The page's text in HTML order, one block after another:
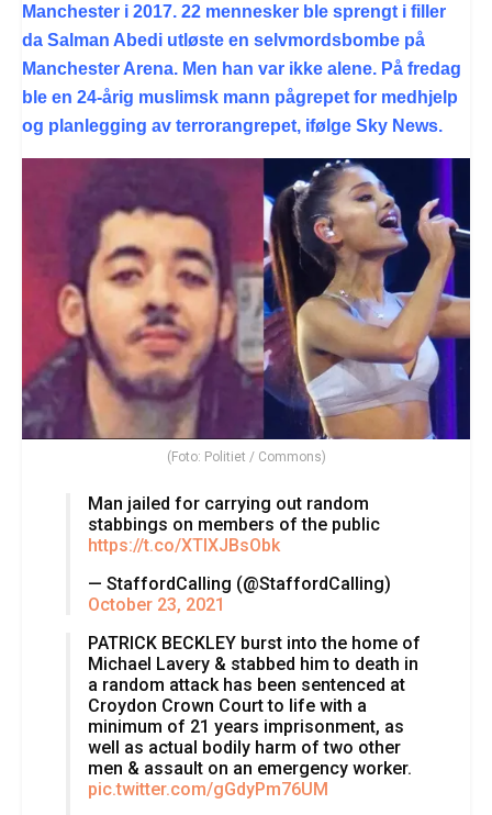
Manchester i 2017. 22 mennesker ble sprengt i filler
da Salman Abedi utløste en selvmordsbombe på
Manchester Arena. Men han var ikke alene. På fredag
ble en 24-årig muslimsk mann pågrepet for medhjelp
og planlegging av terrorangrepet, ifølge Sky News.
(Foto: Politiet / Commons)
Man jailed for carrying out random
stabbings on members of the public
https://t.co/XTIXJBsObk
— StaffordCalling (@StaffordCalling)
October 23, 2021
PATRICK BECKLEY burst into the home of
Michael Lavery & stabbed him to death in
a random attack has been sentenced at
Croydon Crown Court to life with a
minimum of 21 years imprisonment, as
well as actual bodily harm of two other
men & assault on an emergency worker.
pic.twitter.com/gGdyPm76UM